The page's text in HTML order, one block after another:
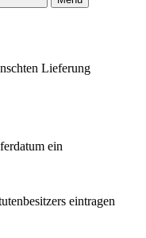
Lieferung
ein
eintragen